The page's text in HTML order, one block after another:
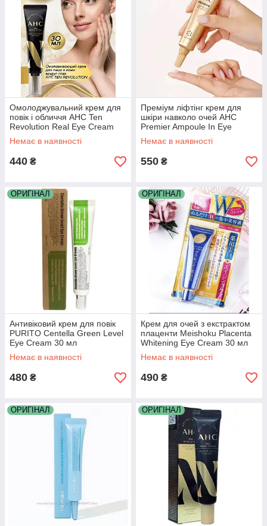
Омолоджувальний крем для
повік і обличчя AHC Ten
Revolution Real Eye Cream
For Face 30мл
Немає в наявності
440 ₴
Преміум ліфтінг крем для
шкіри навколо очей AHC
Premier Ampoule In Eye
Cream Core Lifting 6 Collagen
40 мл
Немає в наявності
550 ₴
ОРИГІНАЛ
Антивіковий крем для повік
PURITO Centella Green Level
Eye Cream 30 мл
Немає в наявності
480 ₴
ОРИГІНАЛ
Крем для очей з екстрактом
плаценти Meishoku Placenta
Whitening Eye Cream 30 мл
Немає в наявності
490 ₴
ОРИГІНАЛ ОРИГІНАЛ